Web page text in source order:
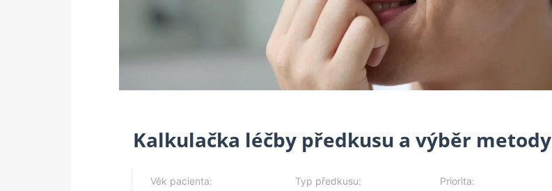
Kalkulačka léčby předkusu a výběr metody
Věk pacienta: Typ předkusu: Priorita: